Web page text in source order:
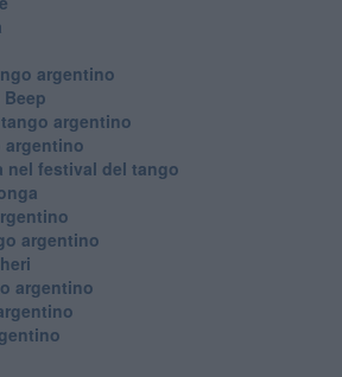
argentino
argentino
nel festival del tango
argentino
argentino